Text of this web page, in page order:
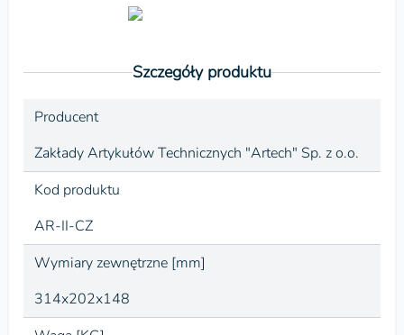
Szczegóły produktu
Producent
Zakłady Artykułów Technicznych "Artech" Sp. z o.o.
Kod produktu
AR-II-CZ
Wymiary zewnętrzne [mm]
314x202x148